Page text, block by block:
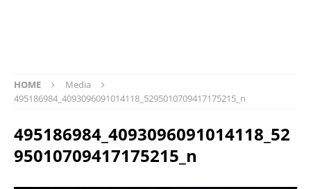
HOME
Media
495186984_4093096091014118_5295010709417175215_n
495186984_4093096091014118_52
95010709417175215_n